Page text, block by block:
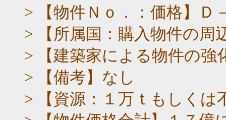
> 【物件Ｎｏ．：価格】Ｄ
> 【所属国：購入物件の周
> 【建築家による物件の強
> 【備考】なし
> 【資源：１万ｔもしくは